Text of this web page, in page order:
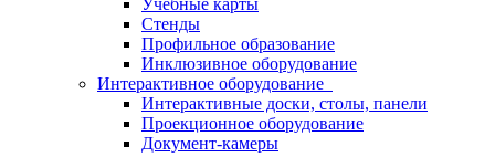
Учебные карты
Стенды
Профильное образование
Инклюзивное оборудование
Интерактивное оборудование
Интерактивные доски, столы, панели
Проекционное оборудование
Документ-камеры